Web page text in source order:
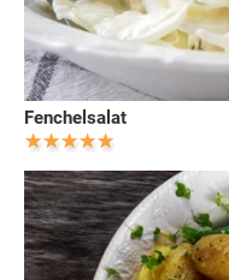
Fenchelsalat